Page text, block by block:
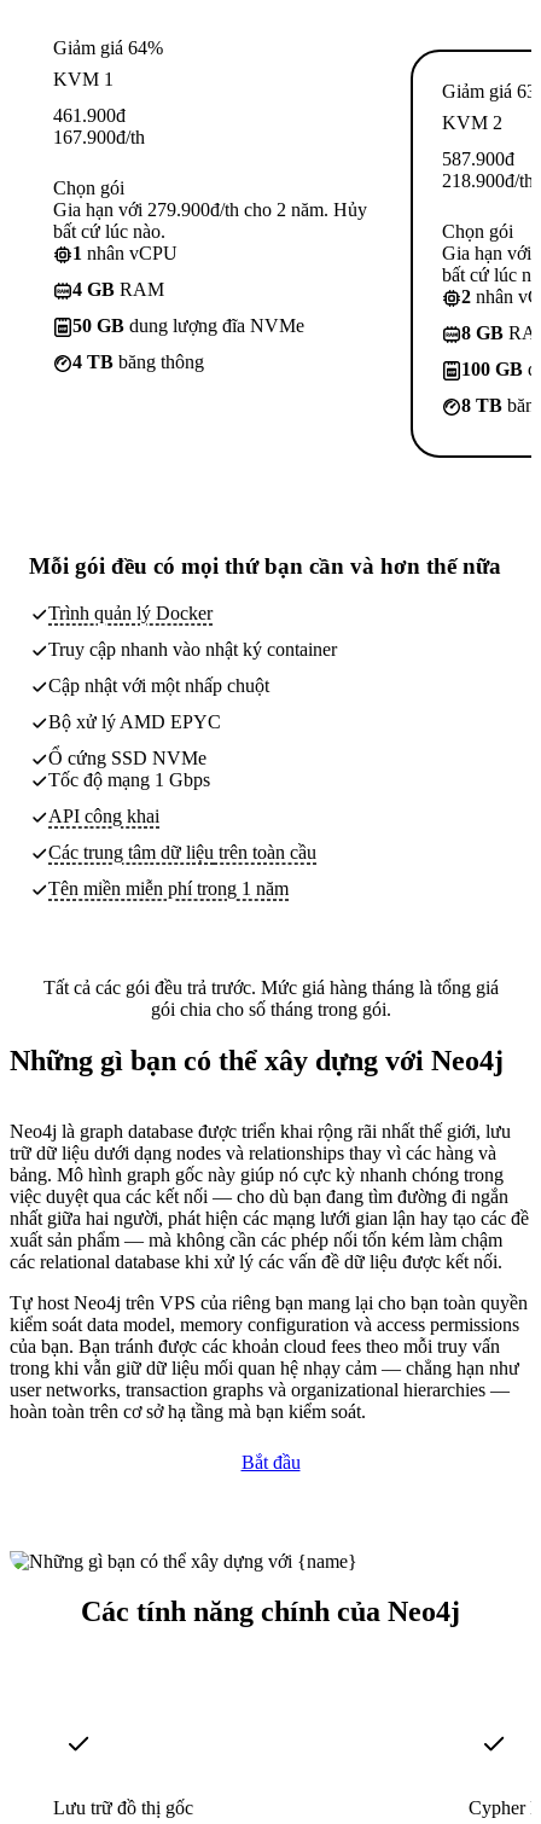
Giảm giá 64%
KVM 1
461.900đ
167.900đ/th
Chọn gói
Gia hạn với 279.900đ/th cho 2 năm. Hủy
bất cứ lúc nào.
1 nhân vCPU
4 GB RAM
50 GB dung lượng đĩa NVMe
4 TB băng thông
Giảm giá
KVM 2
587.900đ
218.900đ/th
Chọn gói
Gia hạn với
bất cứ lúc
2 nhân
8 GB
100 GB
8 TB
Mỗi gói đều có mọi thứ bạn cần và hơn thế nữa
Trình quản lý Docker
Truy cập nhanh vào nhật ký container
Cập nhật với một nhấp chuột
Bộ xử lý AMD EPYC
Ổ cứng SSD NVMe
Tốc độ mạng 1 Gbps
API công khai
Các trung tâm dữ liệu trên toàn cầu
Tên miền miễn phí trong 1 năm
Tất cả các gói đều trả trước. Mức giá hàng tháng là tổng giá
gói chia cho số tháng trong gói.
Những gì bạn có thể xây dựng với Neo4j
Neo4j là graph database được triển khai rộng rãi nhất thế giới, lưu
trữ dữ liệu dưới dạng nodes và relationships thay vì các hàng và
bảng. Mô hình graph gốc này giúp nó cực kỳ nhanh chóng trong
việc duyệt qua các kết nối — cho dù bạn đang tìm đường đi ngắn
nhất giữa hai người, phát hiện các mạng lưới gian lận hay tạo các đề
xuất sản phẩm — mà không cần các phép nối tốn kém làm chậm
các relational database khi xử lý các vấn đề dữ liệu được kết nối.
Tự host Neo4j trên VPS của riêng bạn mang lại cho bạn toàn quyền
kiểm soát data model, memory configuration và access permissions
của bạn. Bạn tránh được các khoản cloud fees theo mỗi truy vấn
trong khi vẫn giữ dữ liệu mối quan hệ nhạy cảm — chẳng hạn như
user networks, transaction graphs và organizational hierarchies —
hoàn toàn trên cơ sở hạ tầng mà bạn kiểm soát.
Bắt đầu
Các tính năng chính của Neo4j
Lưu trữ đồ thị gốc Cypher